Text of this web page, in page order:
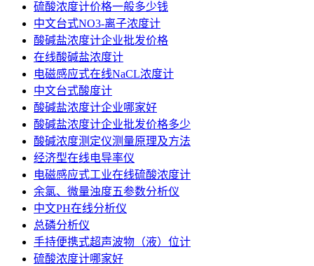
硫酸浓度计价格一般多少钱
中文台式NO3-离子浓度计
酸碱盐浓度计企业批发价格
在线酸碱盐浓度计
电磁感应式在线NaCL浓度计
中文台式酸度计
酸碱盐浓度计企业哪家好
酸碱盐浓度计企业批发价格多少
酸碱浓度测定仪测量原理及方法
经济型在线电导率仪
电磁感应式工业在线硫酸浓度计
余氯、微量浊度五参数分析仪
中文PH在线分析仪
总磷分析仪
手持便携式超声波物（液）位计
硫酸浓度计哪家好